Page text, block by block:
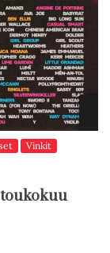
Vinkit